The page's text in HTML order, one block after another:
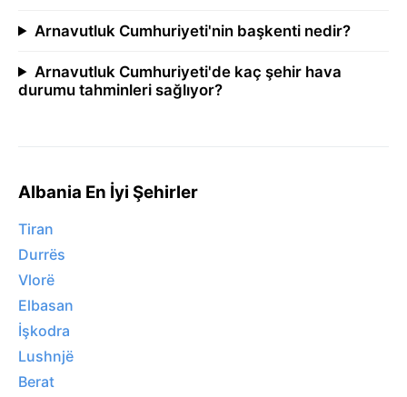
Arnavutluk Cumhuriyeti'nin başkenti nedir?
Arnavutluk Cumhuriyeti'de kaç şehir hava
durumu tahminleri sağlıyor?
Albania En İyi Şehirler
Tiran
Durrës
Vlorë
Elbasan
İşkodra
Lushnjë
Berat